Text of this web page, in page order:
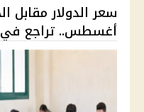
أغسطس.. تراجع في 10 بنوك وارت...